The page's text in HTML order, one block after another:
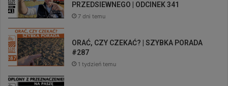
PRZEDSIEWNEGO | ODCINEK 341
7 dni temu
ORAĆ, CZY CZEKAĆ? | SZYBKA PORADA
#287
1 tydzień temu